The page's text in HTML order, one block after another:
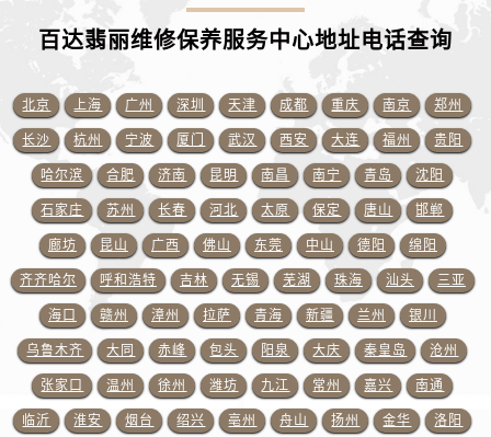
江西省南昌市红谷滩新区红谷中大道998号绿地双子塔（中央广场）A1座办公楼14层1407室百达翡丽售后服务中心（需提前预约）
江西省新余市渝水区北湖西路百达翡丽售后服务中心（需提前预约）
江西省宜春市袁州区中山中路百达翡丽售后服务中心（需提前预约）
江西省鹰潭市月湖区胜利东路百达翡丽售后服务中心（需提前预约）
山东省德州市德城区东风中路百达翡丽售后服务中心（需提前预约）
山东省东营市东营区济南路百达翡丽售后服务中心（需提前预约）
山东省济南市历下区经十路11111号华润中心写字楼（万象城）15层1508室百达翡丽售后服务中心（需提前预约）
山东省济宁市任城区太白楼路百达翡丽售后服务中心（需提前预约）
山东省莱芜市文化南路8号银座商城名表维修一楼名表维修百达翡丽售后服务中心（需提前预约）
山东省临沂市兰山区解放路百达翡丽售后服务中心（需提前预约）
山东省日照市东港区烟台路百达翡丽售后服务中心（需提前预约）
山东省泰安市泰山区财源街道泰山大街百达翡丽售后服务中心（需提前预约）
百达翡丽维修保养服务中心地址电话查询
北京 上海 广州 深圳 天津 成都 重庆 南京 郑州
长沙 杭州 宁波 厦门 武汉 西安 大连 福州 贵阳
哈尔滨 合肥 济南 昆明 南昌 南宁 青岛 沈阳
石家庄 苏州 长春 河北 太原 保定 唐山 邯郸
廊坊 昆山 广西 佛山 东莞 中山 德阳 绵阳
齐齐哈尔 呼和浩特 吉林 无锡 芜湖 珠海 汕头 三亚
海口 赣州 漳州 拉萨 青海 新疆 兰州 银川
乌鲁木齐 大同 赤峰 包头 阳泉 大庆 秦皇岛 沧州
张家口 温州 徐州 潍坊 九江 常州 嘉兴 南通
临沂 淮安 烟台 绍兴 亳州 舟山 扬州 金华 洛阳